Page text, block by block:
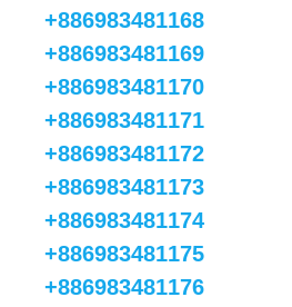
+886983481168
+886983481169
+886983481170
+886983481171
+886983481172
+886983481173
+886983481174
+886983481175
+886983481176